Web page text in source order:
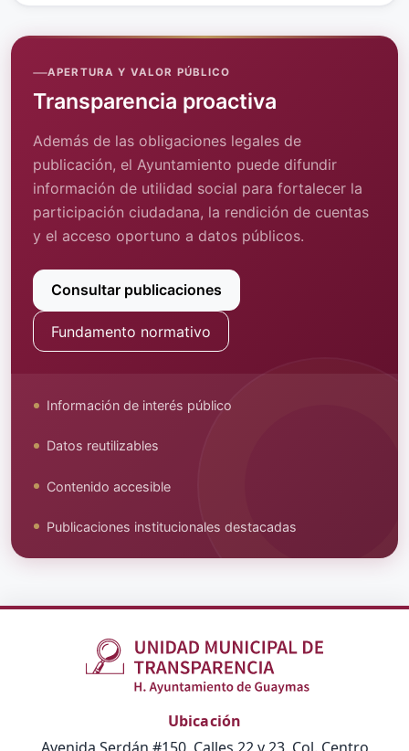
APERTURA Y VALOR PÚBLICO
Transparencia proactiva
Además de las obligaciones legales de
publicación, el Ayuntamiento puede difundir
información de utilidad social para fortalecer la
participación ciudadana, la rendición de cuentas
y el acceso oportuno a datos públicos.
Consultar publicaciones
Fundamento normativo
Información de interés público
Datos reutilizables
Contenido accesible
Publicaciones institucionales destacadas
Ubicación